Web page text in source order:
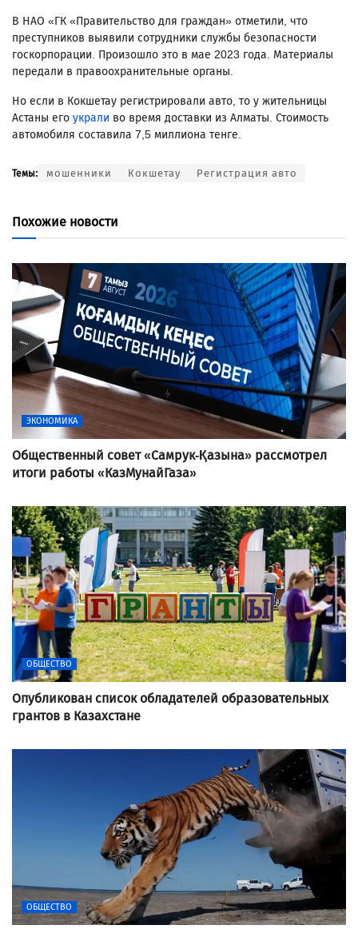
В НАО «ГК «Правительство для граждан» отметили, что
преступников выявили сотрудники службы безопасности
госкорпорации. Произошло это в мае 2023 года. Материалы
передали в правоохранительные органы.
Но если в Кокшетау регистрировали авто, то у жительницы
Астаны его украли во время доставки из Алматы. Стоимость
автомобиля составила 7,5 миллиона тенге.
Темы: мошенники Кокшетау Регистрация авто
Похожие новости
ЭКОНОМИКА
Общественный совет «Самрук-Қазына» рассмотрел
итоги работы «КазМунайГаза»
ОБЩЕСТВО
Опубликован список обладателей образовательных
грантов в Казахстане
ОБЩЕСТВО